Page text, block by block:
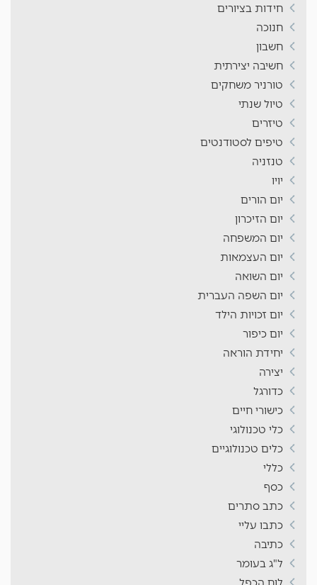
חידות בציורים
חנוכה
חשבון
חשיבה יצירתית
טורניר משחקים
טיול שנתי
טיזרים
טיפים לסטודנטים
טנזניה
יויו
יום הורים
יום הזיכרון
יום המשפחה
יום העצמאות
יום השואה
יום השפה העברית
יום זכויות הילד
יום כיפור
יחידת הוראה
יצירה
כדורגל
כישורי חיים
כלי טכנולוגי
כלים טכנולוגיים
כללי
כסף
כתב סתרים
כתבו עליי
כתיבה
ל"ג בעומר